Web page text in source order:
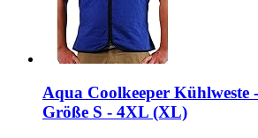
Aqua Coolkeeper Kühlweste
Größe S - 4XL (XL)